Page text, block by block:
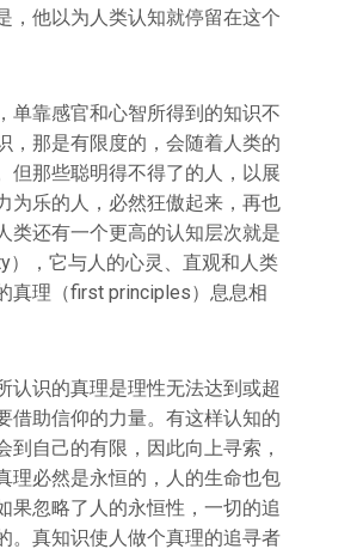
，他以为人类认知就停留在这个
单靠感官和心智所得到的知识不
，那是有限度的，会随着人类的
但那些聪明得不得了的人，以展
为乐的人，必然狂傲起来，再也
类还有一个更高的认知层次就是
），它与人的心灵、直观和人类
真理（first principles）息息相
认识的真理是理性无法达到或超
借助信仰的力量。有这样认知的
到自己的有限，因此向上寻索，
理必然是永恒的，人的生命也包
果忽略了人的永恒性，一切的追
。真知识使人做个真理的追寻者